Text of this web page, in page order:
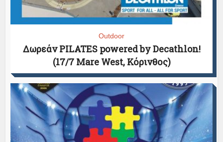
Outdoor
Δωρεάν PILATES powered by Decathlon!
(17/7 Mare West, Κόρινθος)